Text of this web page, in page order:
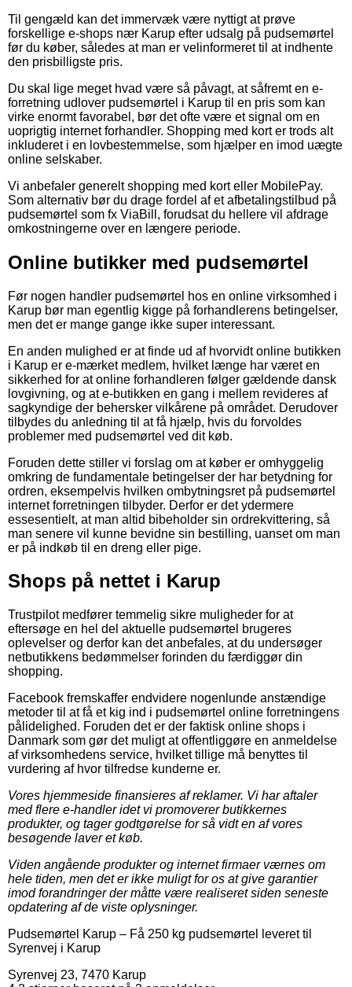
Til gengæld kan det immervæk være nyttigt at prøve
forskellige e-shops nær Karup efter udsalg på pudsemørtel
før du køber, således at man er velinformeret til at indhente
den prisbilligste pris.
Du skal lige meget hvad være så påvagt, at såfremt en e-
forretning udlover pudsemørtel i Karup til en pris som kan
virke enormt favorabel, bør det ofte være et signal om en
uoprigtig internet forhandler. Shopping med kort er trods alt
inkluderet i en lovbestemmelse, som hjælper en imod uægte
online selskaber.
Vi anbefaler generelt shopping med kort eller MobilePay.
Som alternativ bør du drage fordel af et afbetalingstilbud på
pudsemørtel som fx ViaBill, forudsat du hellere vil afdrage
omkostningerne over en længere periode.
Online butikker med pudsemørtel
Før nogen handler pudsemørtel hos en online virksomhed i
Karup bør man egentlig kigge på forhandlerens betingelser,
men det er mange gange ikke super interessant.
En anden mulighed er at finde ud af hvorvidt online butikken
i Karup er e-mærket medlem, hvilket længe har været en
sikkerhed for at online forhandleren følger gældende dansk
lovgivning, og at e-butikken en gang i mellem revideres af
sagkyndige der behersker vilkårene på området. Derudover
tilbydes du anledning til at få hjælp, hvis du forvoldes
problemer med pudsemørtel ved dit køb.
Foruden dette stiller vi forslag om at køber er omhyggelig
omkring de fundamentale betingelser der har betydning for
ordren, eksempelvis hvilken ombytningsret på pudsemørtel
internet forretningen tilbyder. Derfor er det ydermere
essesentielt, at man altid bibeholder sin ordrekvittering, så
man senere vil kunne bevidne sin bestilling, uanset om man
er på indkøb til en dreng eller pige.
Shops på nettet i Karup
Trustpilot medfører temmelig sikre muligheder for at
eftersøge en hel del aktuelle pudsemørtel brugeres
oplevelser og derfor kan det anbefales, at du undersøger
netbutikkens bedømmelser forinden du færdiggør din
shopping.
Facebook fremskaffer endvidere nogenlunde anstændige
metoder til at få et kig ind i pudsemørtel online forretningens
pålidelighed. Foruden det er der faktisk online shops i
Danmark som gør det muligt at offentliggøre en anmeldelse
af virksomhedens service, hvilket tillige må benyttes til
vurdering af hvor tilfredse kunderne er.
Vores hjemmeside finansieres af reklamer. Vi har aftaler
med flere e-handler idet vi promoverer butikkernes
produkter, og tager godtgørelse for så vidt en af vores
besøgende laver et køb.
Viden angående produkter og internet firmaer værnes om
hele tiden, men det er ikke muligt for os at give garantier
imod forandringer der måtte være realiseret siden seneste
opdatering af de viste oplysninger.
Pudsemørtel Karup – Få 250 kg pudsemørtel leveret til
Syrenvej i Karup
Syrenvej 23, 7470 Karup